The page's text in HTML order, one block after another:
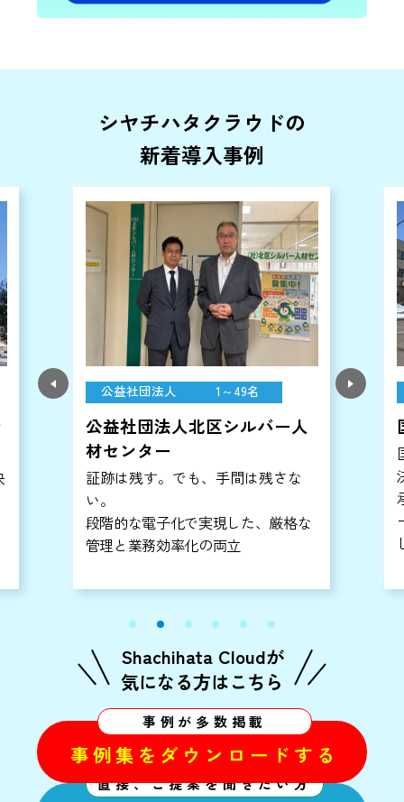
シヤチハタクラウドの
新着導入事例
教育 300～499名
国立大学法人室蘭工業大学
国立大学のDXを加速させる「電子
決裁」の力。
承認状況の可視化、意思決定のスピ
ードアップ、省スペース化による新
しい働き方の実現
Shachihata Cloudが
気になる方はこちら
直接、ご提案を聞きたい方
事例が多数掲載
事例集をダウンロードする